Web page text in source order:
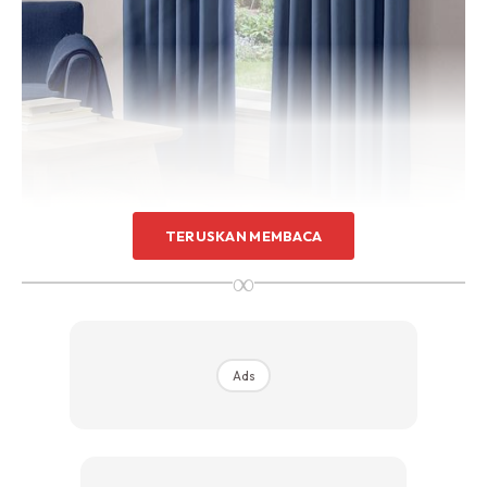
Sentuhan Midas penuh kemewahan dan elegant
untuk kediaman anda.
Rahsia dari IMPIANA, download sekarang di
Sebagai alternatif, anda boleh menggunakan filem tingkap
TERUSKAN MEMBACA
∞
Ads